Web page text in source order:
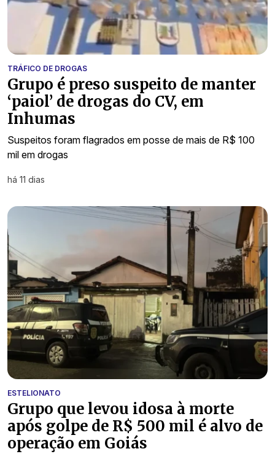
TRÁFICO DE DROGAS
Grupo é preso suspeito de manter
‘paiol’ de drogas do CV, em
Inhumas
Suspeitos foram flagrados em posse de mais de R$ 100
mil em drogas
há 11 dias
ESTELIONATO
Grupo que levou idosa à morte
após golpe de R$ 500 mil é alvo de
operação em Goiás